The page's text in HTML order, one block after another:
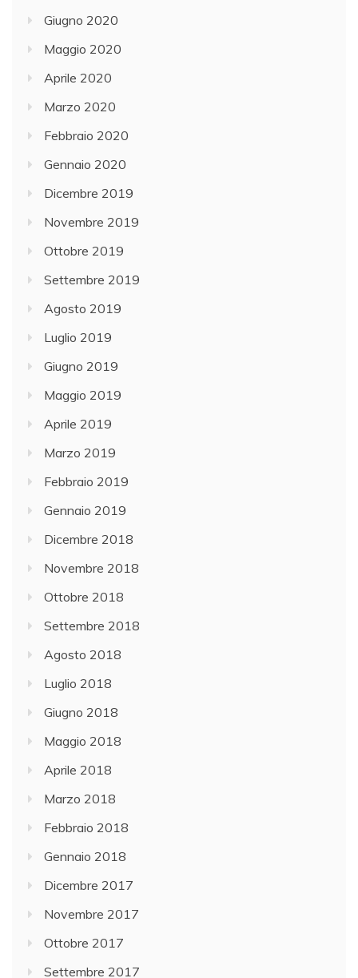
Giugno 2020
Maggio 2020
Aprile 2020
Marzo 2020
Febbraio 2020
Gennaio 2020
Dicembre 2019
Novembre 2019
Ottobre 2019
Settembre 2019
Agosto 2019
Luglio 2019
Giugno 2019
Maggio 2019
Aprile 2019
Marzo 2019
Febbraio 2019
Gennaio 2019
Dicembre 2018
Novembre 2018
Ottobre 2018
Settembre 2018
Agosto 2018
Luglio 2018
Giugno 2018
Maggio 2018
Aprile 2018
Marzo 2018
Febbraio 2018
Gennaio 2018
Dicembre 2017
Novembre 2017
Ottobre 2017
Settembre 2017